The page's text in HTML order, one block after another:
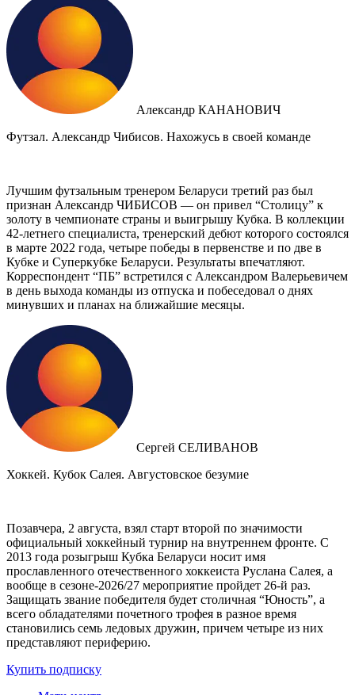
Александр КАНАНОВИЧ
Футзал. Александр Чибисов. Нахожусь в своей команде
Лучшим футзальным тренером Беларуси третий раз был
признан Александр ЧИБИСОВ — он привел “Столицу” к
золоту в чемпионате страны и выигрышу Кубка. В коллекции
42-летнего специалиста, тренерский дебют которого состоялся
в марте 2022 года, четыре победы в первенстве и по две в
Кубке и Суперкубке Беларуси. Результаты впечатляют.
Корреспондент “ПБ” встретился с Александром Валерьевичем
в день выхода команды из отпуска и побеседовал о днях
минувших и планах на ближайшие месяцы.
Сергей СЕЛИВАНОВ
Хоккей. Кубок Салея. Августовское безумие
Позавчера, 2 августа, взял старт второй по значимости
официальный хоккейный турнир на внутреннем фронте. C
2013 года розыгрыш Кубка Беларуси носит имя
прославленного отечественного хоккеиста Руслана Салея, а
вообще в сезоне-2026/27 мероприятие пройдет 26-й раз.
Защищать звание победителя будет столичная “Юность”, а
всего обладателями почетного трофея в разное время
становились семь ледовых дружин, причем четыре из них
представляют периферию.
Купить подписку